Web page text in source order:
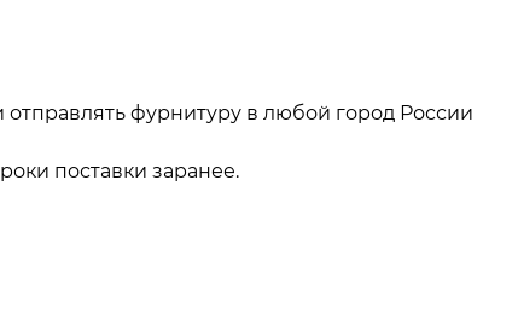
отправлять фурнитуру в любой город России
поставки заранее.